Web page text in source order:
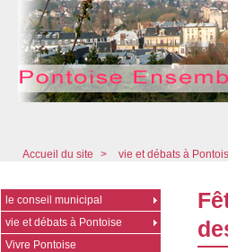
Accueil du site > vie et débats à
le conseil municipal
vie et débats à Pontoise
Vivre Pontoise